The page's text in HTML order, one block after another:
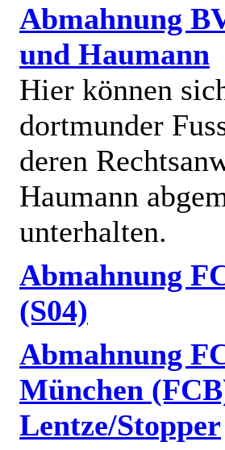
Abmahnung
und Haumann
Hier können
dortmunder
deren
Haumann
unterhalten.
Abmahnung
(S04)
Abmahnung
München
Lentze/Stopper